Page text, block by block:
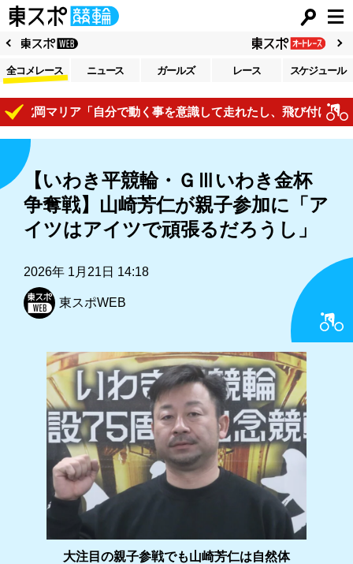
全コメレース ニュース ガールズ レース スケジュール
マリア「自分で動く事を意識して走れたし、飛び付けているの
【いわき平競輪・ＧⅢいわき金杯
争奪戦】山崎芳仁が親子参加に「ア
イツはアイツで頑張るだろうし」
2026年 1月21日 14:18
東スポWEB
大注目の親子参戦でも山崎芳仁は自然体